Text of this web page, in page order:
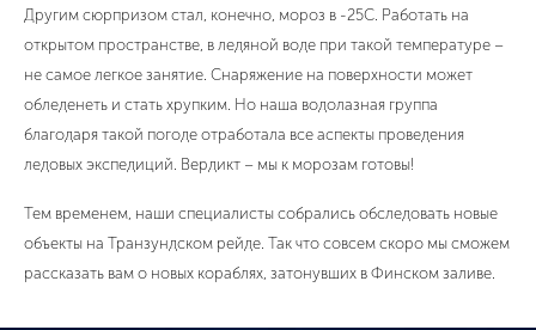
Другим сюрпризом стал, конечно, мороз в -25С. Работать на
открытом пространстве, в ледяной воде при такой температуре –
не самое легкое занятие. Снаряжение на поверхности может
обледенеть и стать хрупким. Но наша водолазная группа
благодаря такой погоде отработала все аспекты проведения
ледовых экспедиций. Вердикт – мы к морозам готовы!
Тем временем, наши специалисты собрались обследовать новые
объекты на Транзундском рейде. Так что совсем скоро мы сможем
рассказать вам о новых кораблях, затонувших в Финском заливе.